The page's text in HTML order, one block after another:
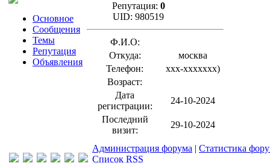
Основное
Сообщения
Темы
Репутация
Объявления
Репутация: 0
UID: 980519
Ф.И.О:
Откуда:
москва
Телефон:
xxx-xxxxxxx)
Возраст:
Дата
регистрации:
24-10-2024
Последний
визит:
29-10-2024
Администрация форума | Статистика
Список RSS